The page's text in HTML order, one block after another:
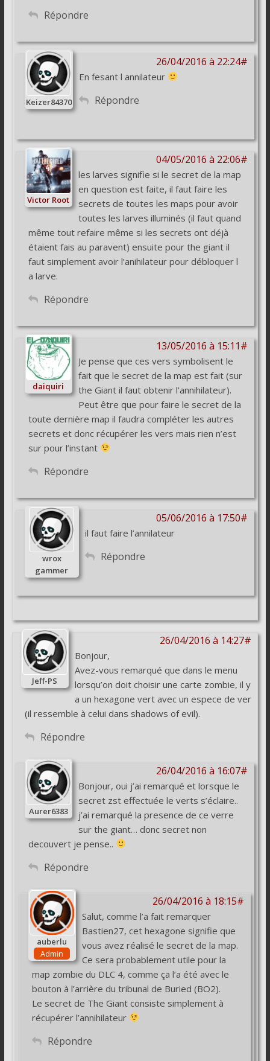
Répondre
26/04/2016 à 22:24#
Keizer84370
En fesant l annilateur
Répondre
04/05/2016 à 22:06#
Victor Root
les larves signifie si le secret de la map
en question est faite, il faut faire les
secrets de toutes les maps pour avoir
toutes les larves illuminés (il faut quand
même tout refaire même si les secrets ont déjà
étaient fais au paravent) ensuite pour the giant il
faut simplement avoir l’anihilateur pour débloquer l
a larve.
Répondre
13/05/2016 à 15:11#
daiquiri
Je pense que ces vers symbolisent le
fait que le secret de la map est fait (sur
the Giant il faut obtenir l’annihilateur).
Peut être que pour faire le secret de la
toute dernière map il faudra compléter les autres
secrets et donc récupérer les vers mais rien n’est
sur pour l’instant
Répondre
05/06/2016 à 17:50#
wrox
gammer
il faut faire l’annilateur
Répondre
26/04/2016 à 14:27#
Jeff-PS
Bonjour,
Avez-vous remarqué que dans le menu
lorsqu’on doit choisir une carte zombie, il y
a un hexagone vert avec un espece de ver
(il ressemble à celui dans shadows of evil).
Répondre
26/04/2016 à 16:07#
Aurer6383
Bonjour, oui j’ai remarqué et lorsque le
secret zst effectuée le verts s’éclaire..
j’ai remarqué la presence de ce verre
sur the giant… donc secret non
decouvert je pense..
Répondre
26/04/2016 à 18:15#
auberlu
Admin
Salut, comme l’a fait remarquer
Bastien27, cet hexagone signifie que
vous avez réalisé le secret de la map.
Ce sera probablement utile pour la
map zombie du DLC 4, comme ça l’a été avec le
bouton à l’arrière du tribunal de Buried (BO2).
Le secret de The Giant consiste simplement à
récupérer l’annihilateur
Répondre